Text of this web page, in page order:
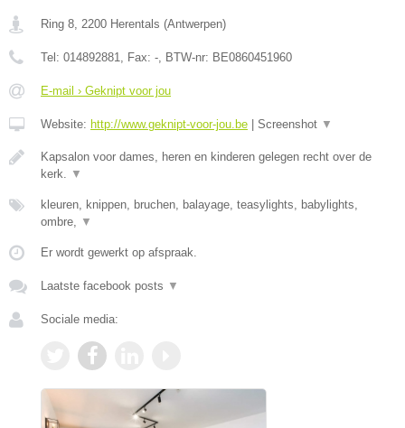
Ring 8, 2200 Herentals (Antwerpen)
Tel: 014892881, Fax: -, BTW-nr: BE0860451960
E-mail › Geknipt voor jou
Website: http://www.geknipt-voor-jou.be Screenshot ▼
Kapsalon voor dames, heren en kinderen gelegen recht over de
kerk. ▼
kleuren, knippen, bruchen, balayage, teasylights, babylights,
ombre, ▼
Er wordt gewerkt op afspraak.
Laatste facebook posts ▼
Sociale media: